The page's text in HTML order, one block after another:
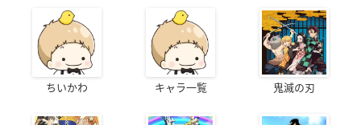
ちいかわ キャラ一覧 鬼滅の刃